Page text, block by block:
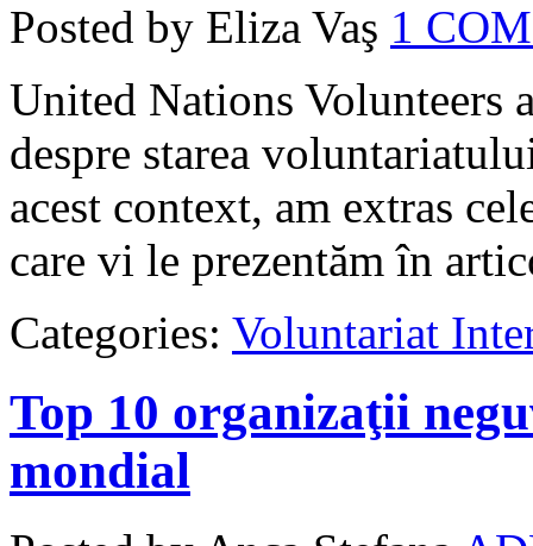
Posted by Eliza Vaş 1
United Nations Volunteers
despre starea
acest context, am extras
care vi le prezentăm în
Categories: Voluntariat
Top 10 organizaţii
mondial